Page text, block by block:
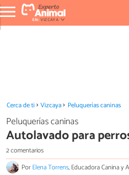
EN:VIZCAYA
Cerca de ti Vizcaya Peluquerías caninas
Peluquerías caninas
Autolavado para
2 comentarios
PorElena Torrens, Educadora Canina y